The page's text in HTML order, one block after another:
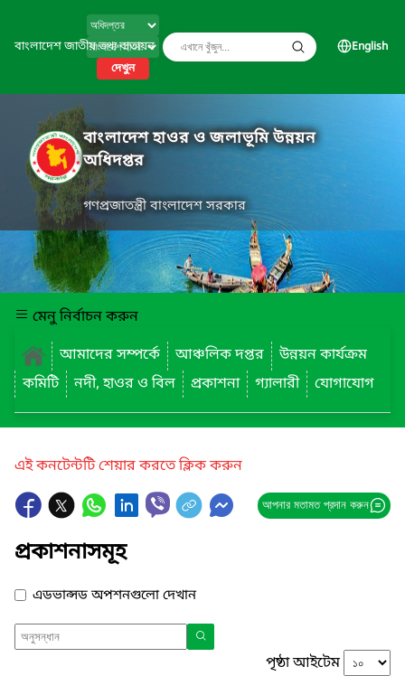
বাংলাদেশ জাতীয় তথ্য বাতায়ন
দেখুন
English
বাংলাদেশ হাওর ও জলাভূমি উন্নয়ন
অধিদপ্তর
গণপ্রজাতন্ত্রী বাংলাদেশ সরকার
মেনু নির্বাচন করুন
আমাদের সম্পর্কে
আঞ্চলিক দপ্তর
উন্নয়ন কার্যক্রম
কমিটি
নদী, হাওর ও বিল প্রকাশনা গ্যালারী যোগাযোগ
এই কনটেন্টটি শেয়ার করতে ক্লিক করুন
আপনার মতামত প্রদান করুন
প্রকাশনাসমূহ
এডভান্সড অপশনগুলো দেখান
পৃষ্ঠা আইটেম